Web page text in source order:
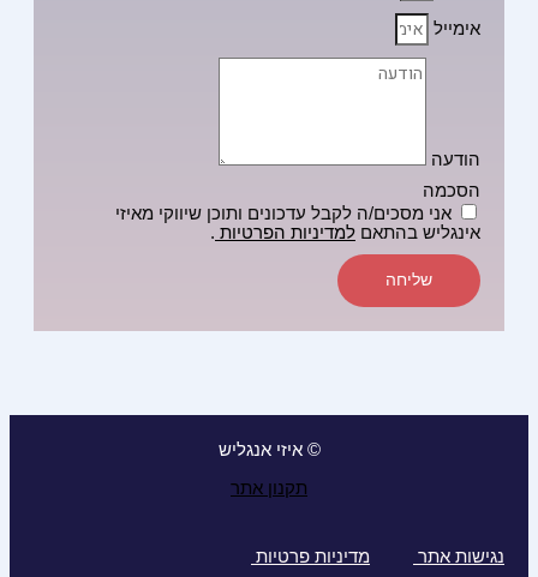
אימייל
הודעה
הסכמה
אני מסכים/ה לקבל עדכונים ותוכן שיווקי מאיזי
אינגליש בהתאם למדיניות הפרטיות .
שליחה
© איזי אנגליש
תקנון אתר
נגישות אתר מדיניות פרטיות